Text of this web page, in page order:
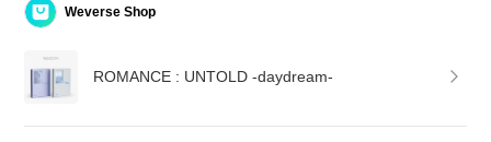
Weverse Shop
ROMANCE : UNTOLD -daydream-